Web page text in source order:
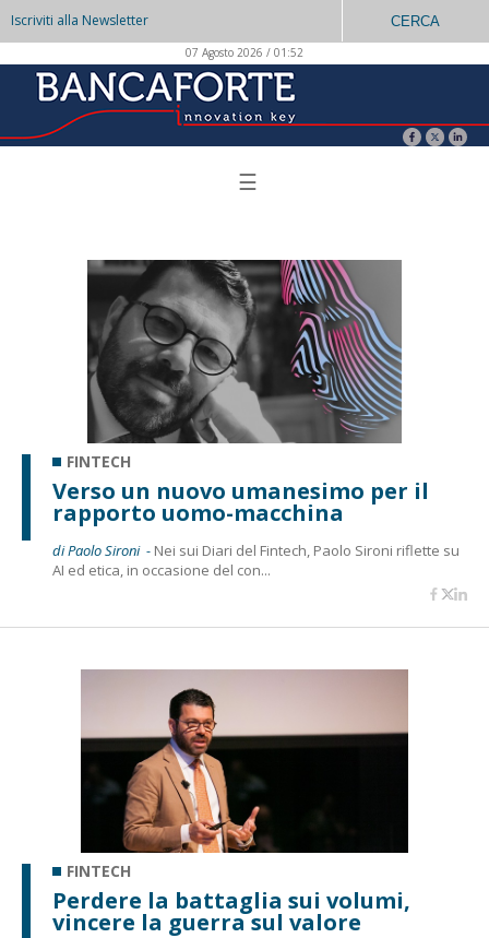
Iscriviti alla Newsletter CERCA
07 Agosto 2026 / 01:52
☰
FINTECH
Verso un nuovo umanesimo per il
rapporto uomo-macchina
di Paolo Sironi - Nei sui Diari del Fintech, Paolo Sironi riflette su
AI ed etica, in occasione del con...
FINTECH
Perdere la battaglia sui volumi,
vincere la guerra sul valore